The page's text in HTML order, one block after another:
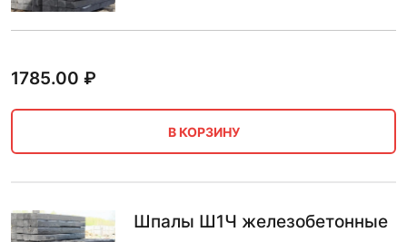
1785.00 ₽
В КОРЗИНУ
Шпалы Ш1Ч железобетонные